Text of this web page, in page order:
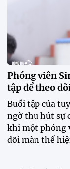
HLV Văn
khát vọng"
CLB Sông
mới
Tiền đạo
Nhật Bản thi